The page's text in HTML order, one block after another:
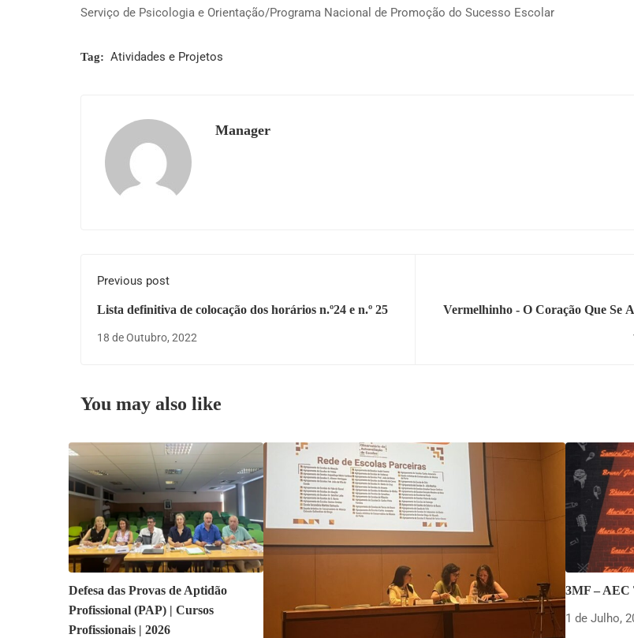
Serviço de Psicologia e Orientação/Programa Nacional de Promoção do Sucesso Escolar
Tag: Atividades e Projetos
Manager
Previous post
Lista definitiva de colocação dos horários n.º24 e n.º 25
18 de Outubro, 2022
Vermelhinho - O Coração Que Se
You may also like
Defesa das Provas de Aptidão
Profissional (PAP) | Cursos
Profissionais | 2026
3MF – AEC
1 de Julho,